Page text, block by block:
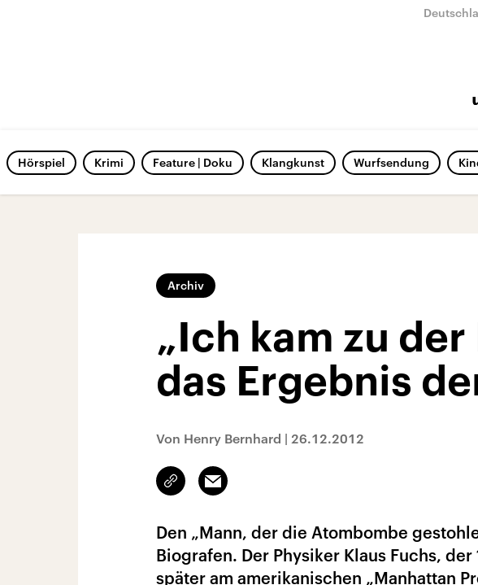
Hörspiel Krimi Feature | Doku Klangkunst Wurfsendung
Archiv
„Ich kam zu
das Ergebnis
Von Henry Bernhard | 26.12.2012
Link
kopieren/teilen
Email
Den „Mann, der die Atombombe
Biografen. Der Physiker Klaus Fuchs,
später am amerikanischen „Manhattan